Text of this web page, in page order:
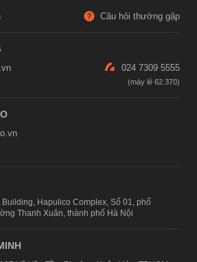
Câu hỏi thường gặp
024 7309 5555
Hapulico Complex, Số 01, phố
Thanh Xuân, thành phố Hà Nội